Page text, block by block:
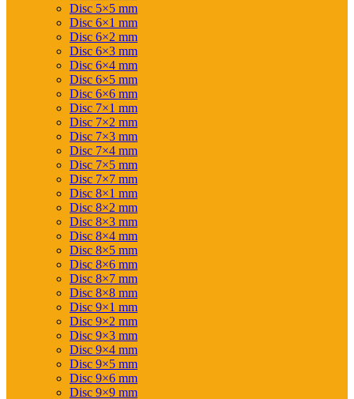
Disc 5×5 mm
Disc 6×1 mm
Disc 6×2 mm
Disc 6×3 mm
Disc 6×4 mm
Disc 6×5 mm
Disc 6×6 mm
Disc 7×1 mm
Disc 7×2 mm
Disc 7×3 mm
Disc 7×4 mm
Disc 7×5 mm
Disc 7×7 mm
Disc 8×1 mm
Disc 8×2 mm
Disc 8×3 mm
Disc 8×4 mm
Disc 8×5 mm
Disc 8×6 mm
Disc 8×7 mm
Disc 8×8 mm
Disc 9×1 mm
Disc 9×2 mm
Disc 9×3 mm
Disc 9×4 mm
Disc 9×5 mm
Disc 9×6 mm
Disc 9×9 mm